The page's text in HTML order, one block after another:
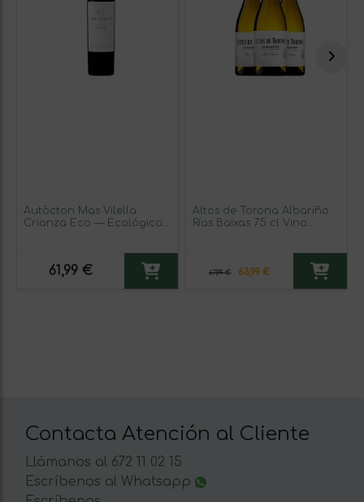
Autòcton Mas Vilella
Crianza Eco — Ecológico
61,99 €
Altos de Torona Albariño
Rías Baixas 75 cl Vino
67,99 € 63,99 €
Contacta Atención al Cliente
Llámanos al 672 11 02 15
Escríbenos al Whatsapp